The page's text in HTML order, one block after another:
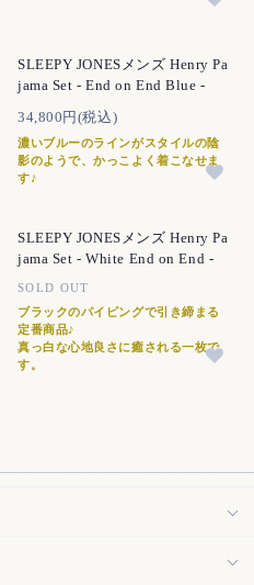
SLEEPY JONESメンズ Henry Pa
jama Set - End on End Blue -
34,800円(税込)
濃いブルーのラインがスタイルの陰
影のようで、かっこよく着こなせま
す♪
SLEEPY JONESメンズ Henry Pa
jama Set - White End on End -
SOLD OUT
ブラックのパイピングで引き締まる
定番商品♪
真っ白な心地良さに癒される一枚で
す。